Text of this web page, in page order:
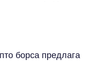
борса предлага